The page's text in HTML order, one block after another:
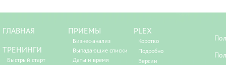
ГЛАВНАЯ
ТРЕНИНГИ
Быстрый старт
ПРИЕМЫ
Бизнес-анализ
Выпадающие списки
Даты и время
PLEX
Коротко
Подробно
Версии